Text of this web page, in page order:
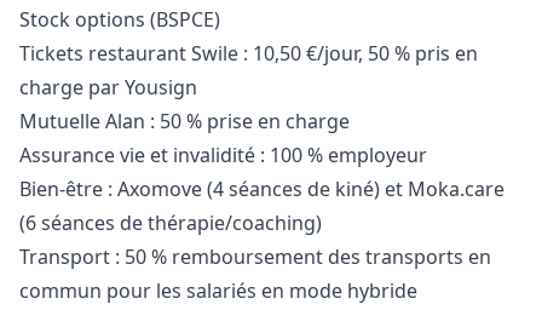
Stock options (BSPCE)
Tickets restaurant Swile : 10,50 €/jour, 50 % pris en
charge par Yousign
Mutuelle Alan : 50 % prise en charge
Assurance vie et invalidité : 100 % employeur
Bien-être : Axomove (4 séances de kiné) et Moka.care
(6 séances de thérapie/coaching)
Transport : 50 % remboursement des transports en
commun pour les salariés en mode hybride